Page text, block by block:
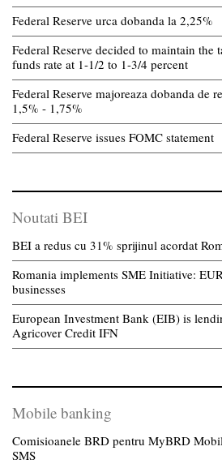
Federal Reserve urca dobanda la 2,25%
Federal Reserve decided to maintain the
funds rate at 1-1/2 to 1-3/4 percent
Federal Reserve majoreaza dobanda de
1,5% - 1,75%
Federal Reserve issues FOMC statement
Noutati BEI
BEI a redus cu 31% sprijinul acordat
Romania implements SME Initiative:
businesses
European Investment Bank (EIB) is
Agricover Credit IFN
Mobile banking
Comisioanele BRD pentru MyBRD
SMS